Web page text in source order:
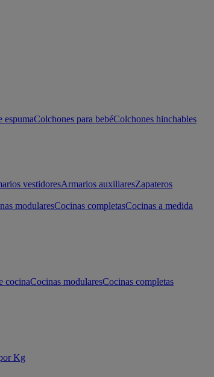
espumaColchones para bebéColchones hinchables
vestidoresArmarios auxiliaresZapateros
modularesCocinas completasCocinas a medida
cocinaCocinas modularesCocinas completas
Kg